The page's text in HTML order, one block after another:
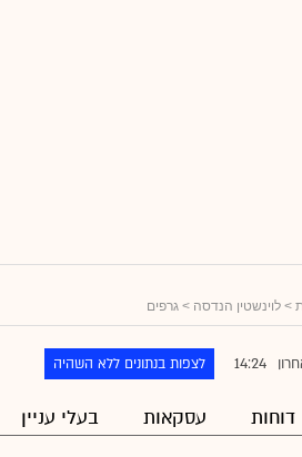
> לוינשטין הנדסה > גרפים
14:24 לצפות בנתונים ללא השהיה
דוחות עסקאות בעלי עניין